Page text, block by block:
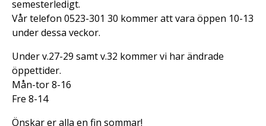
semesterledigt.
Vår telefon 0523-301 30 kommer att vara öppen 10-13
under dessa veckor.
Under v.27-29 samt v.32 kommer vi har ändrade
öppettider.
Mån-tor 8-16
Fre 8-14
Önskar er alla en fin sommar!